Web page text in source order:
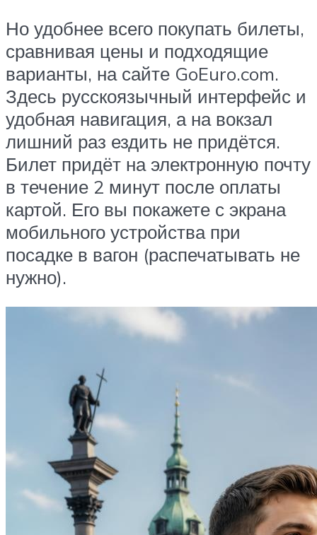
Но удобнее всего покупать билеты,
сравнивая цены и подходящие
варианты, на сайте GoEuro.com.
Здесь русскоязычный интерфейс и
удобная навигация, а на вокзал
лишний раз ездить не придётся.
Билет придёт на электронную почту
в течение 2 минут после оплаты
картой. Его вы покажете с экрана
мобильного устройства при
посадке в вагон (распечатывать не
нужно).